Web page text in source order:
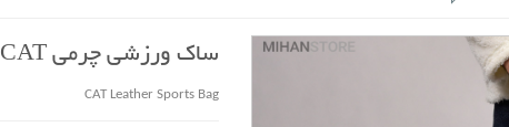
ساک ورزشی چرمی CAT
CAT Leather Sports Bag